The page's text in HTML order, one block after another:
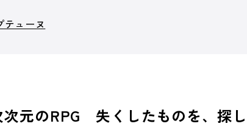
ューヌ
元のRPG 失くしたものを、探し